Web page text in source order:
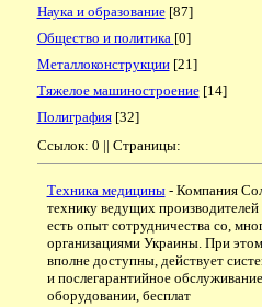
Наука и образование[87]
Общество и политика [0]
Металлоконструкции[21]
Тяжелое машиностроение[14]
Полиграфия[32]
Ссылок: 0 || Страницы:
Техника медицины- Компания
технику ведущих
есть опыт сотрудничества со,
организациями Украины. При
вполне доступны, действует
и послегарантийное
оборудовании, бесплат